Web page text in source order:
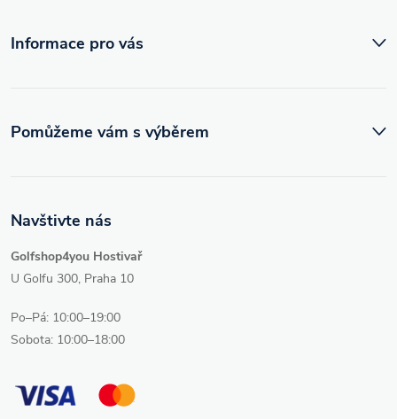
Informace pro vás
Navštivte nás
Golfshop4you Hostivař
U Golfu 300, Praha 10
Po–Pá: 10:00–19:00
Sobota: 10:00–18:00
Pomůžeme vám s výběrem